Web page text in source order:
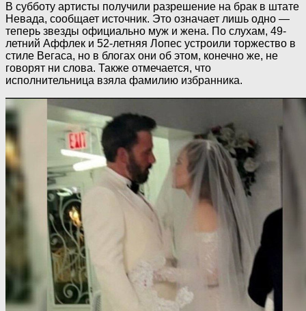
В субботу артисты получили разрешение на брак в штате
Невада, сообщает источник. Это означает лишь одно —
теперь звезды официально муж и жена. По слухам, 49-
летний Аффлек и 52-летняя Лопес устроили торжество в
стиле Вегаса, но в блогах они об этом, конечно же, не
говорят ни слова. Также отмечается, что
исполнительница взяла фамилию избранника.